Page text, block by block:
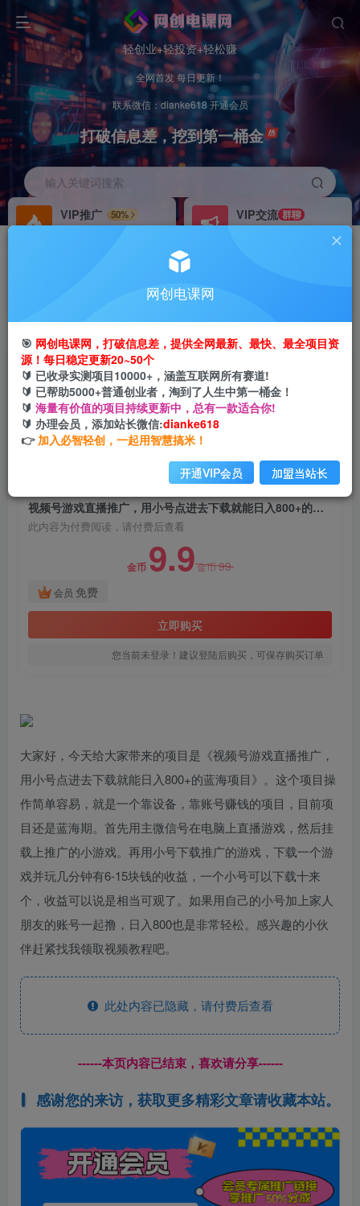
轻创业+轻投资+轻松赚
全网首发 每日更新！
联系微信：dianke618 开通会员
打破信息差，挖到第一桶金
输入关键词搜索
VIP推广
50%
VIP交流 群聊
研究探讨更多创业项目路子。
搭建同款网站，自己当老板
视频号游戏直播推广，用小号点进去下载就能日入
800+的蓝海项目
网创电课网
2年前发布
1655 197
视频号游戏直播推广，用小号点进去下载就能日入800+的蓝海项目
此内容为付费阅读，请付费后查看
金币 9.9金币99
会员 免费
立即购买
您当前未登录！建议登陆后购买，可保存购买订单
大家好，今天给大家带来的项目是《视频号游戏直播推广，
用小号点进去下载就能日入800+的蓝海项目》。这个项目操
作简单容易，就是一个靠设备，靠账号赚钱的项目，目前项
目还是蓝海期。首先用主微信号在电脑上直播游戏，然后挂
载上推广的小游戏。再用小号下载推广的游戏，下载一个游
戏并玩几分钟有6-15块钱的收益，一个小号可以下载十来
个，收益可以说是相当可观了。如果用自己的小号加上家人
朋友的账号一起撸，日入800也是非常轻松。感兴趣的小伙
伴赶紧找我领取视频教程吧。
此处内容已隐藏，请付费后查看
------本页内容已结束，喜欢请分享------
感谢您的来访，获取更多精彩文章请收藏本站。
网创电课网
🎯 网创电课网，打破信息差，提供全网最新、最快、最全项目资
源！每日稳定更新20~50个
🔰 已收录实测项目10000+，涵盖互联网所有赛道!
🔰 已帮助5000+普通创业者，淘到了人生中第一桶金！
🔰 海量有价值的项目持续更新中，总有一款适合你!
🔰 办理会员，添加站长微信:dianke618
👉 加入必智轻创，一起用智慧搞米！
开通VIP会员 加盟当站长